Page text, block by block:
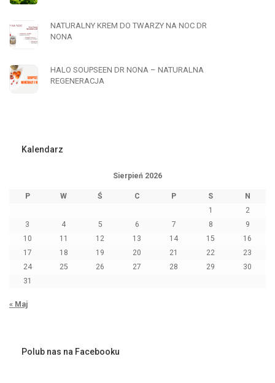
NATURALNY KREM DO TWARZY NA NOC DR
NONA
HALO SOUPSEEN DR NONA – NATURALNA
REGENERACJA
Kalendarz
Sierpień 2026
P W Ś C P S
N
1
2
3
4 5 6 7 8
9
10
11 12 13 14 15
16
17
18 19 20 21 22
23
24
25 26 27 28 29
30
31
« Maj
Polub nas na Facebooku